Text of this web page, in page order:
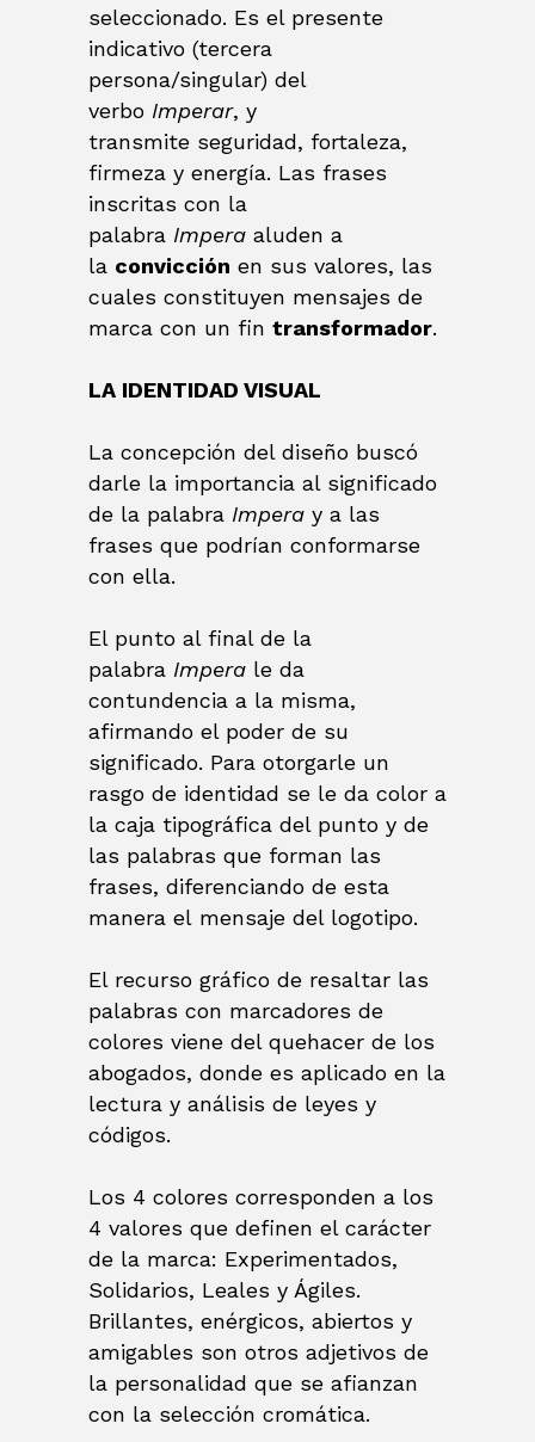
seleccionado. Es el presente
indicativo (tercera
persona/singular) del
verbo Imperar, y
transmite seguridad, fortaleza,
firmeza y energía. Las frases
inscritas con la
palabra Impera aluden a
la convicción en sus valores, las
cuales constituyen mensajes de
marca con un fin transformador.
LA IDENTIDAD VISUAL
La concepción del diseño buscó
darle la importancia al significado
de la palabra Impera y a las
frases que podrían conformarse
con ella.
El punto al final de la
palabra Impera le da
contundencia a la misma,
afirmando el poder de su
significado. Para otorgarle un
rasgo de identidad se le da color a
la caja tipográfica del punto y de
las palabras que forman las
frases, diferenciando de esta
manera el mensaje del logotipo.
El recurso gráfico de resaltar las
palabras con marcadores de
colores viene del quehacer de los
abogados, donde es aplicado en la
lectura y análisis de leyes y
códigos.
Los 4 colores corresponden a los
4 valores que definen el carácter
de la marca: Experimentados,
Solidarios, Leales y Ágiles.
Brillantes, enérgicos, abiertos y
amigables son otros adjetivos de
la personalidad que se afianzan
con la selección cromática.